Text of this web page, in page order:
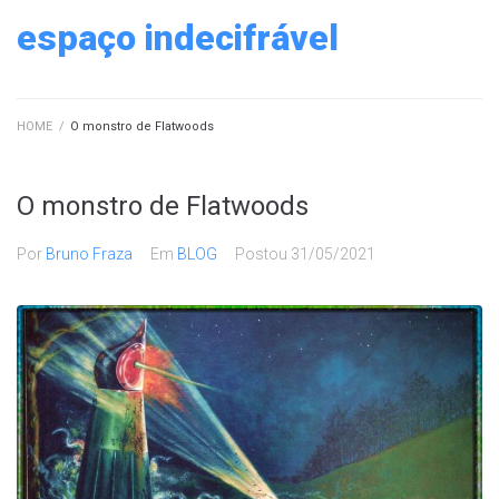
paraespaço indecifrável
HOME / O monstro de Flatwoods
O monstro de Flatwoods
Por Bruno Fraza Em BLOG Postou 31/05/2021